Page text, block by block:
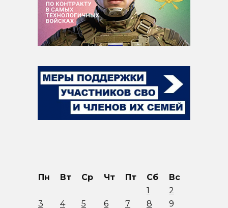
Пн Вт Ср Чт Пт Сб
Вс
1
2
3
4 5 6 7 8
9